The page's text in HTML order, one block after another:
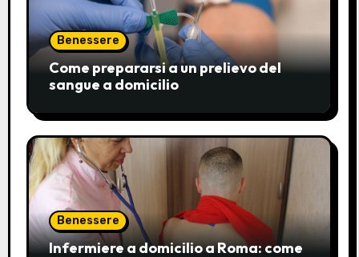
Benessere
Come prepararsi a un prelievo del
sangue a domicilio
Benessere
Infermiere a domicilio a Roma: come